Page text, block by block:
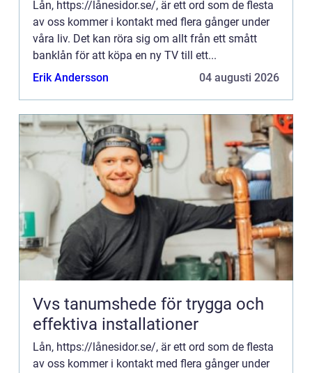
Lån, https://lånesidor.se/, är ett ord som de flesta
av oss kommer i kontakt med flera gånger under
våra liv. Det kan röra sig om allt från ett smått
banklån för att köpa en ny TV till ett...
Erik Andersson
04 augusti 2026
Vvs tanumshede för trygga och
effektiva installationer
Lån, https://lånesidor.se/, är ett ord som de flesta
av oss kommer i kontakt med flera gånger under